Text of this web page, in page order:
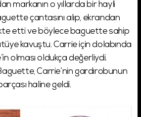
markanın o yıllarda bir hayli
çantasını alıp, ekrandan
etti ve böylece baguette sahip
kavuştu. Carrie için dolabında
olması oldukça değerliydi.
Carrie’nin gardırobunun
haline geldi.